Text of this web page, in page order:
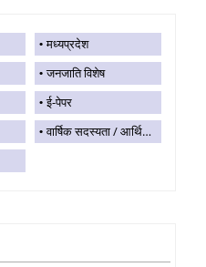
मध्यप्रदेश
जनजाति विशेष
ई-पेपर
वार्षिक सदस्यता / आर्थिक सहयोग